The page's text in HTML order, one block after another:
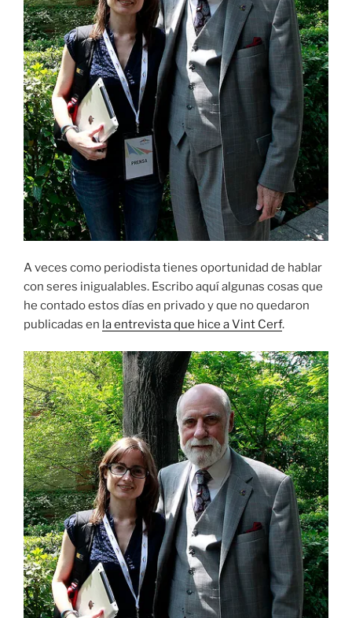
A veces como periodista tienes oportunidad de hablar
con seres inigualables. Escribo aquí algunas cosas que
he contado estos días en privado y que no quedaron
publicadas en la entrevista que hice a Vint Cerf.